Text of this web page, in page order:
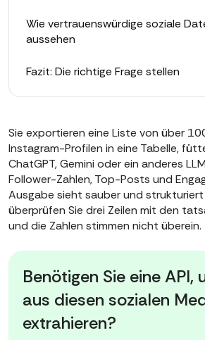
Wie vertrauenswürdige soziale
aussehen
Fazit: Die richtige Frage stellen
Sie exportieren eine Liste von über
Instagram-Profilen in eine Tabelle,
ChatGPT, Gemini oder ein anderes
Follower-Zahlen, Top-Posts und
Ausgabe sieht sauber und strukturiert
überprüfen Sie drei Zeilen mit den
und die Zahlen stimmen nicht überein.
Benötigen Sie eine API,
aus diesen sozialen
extrahieren?